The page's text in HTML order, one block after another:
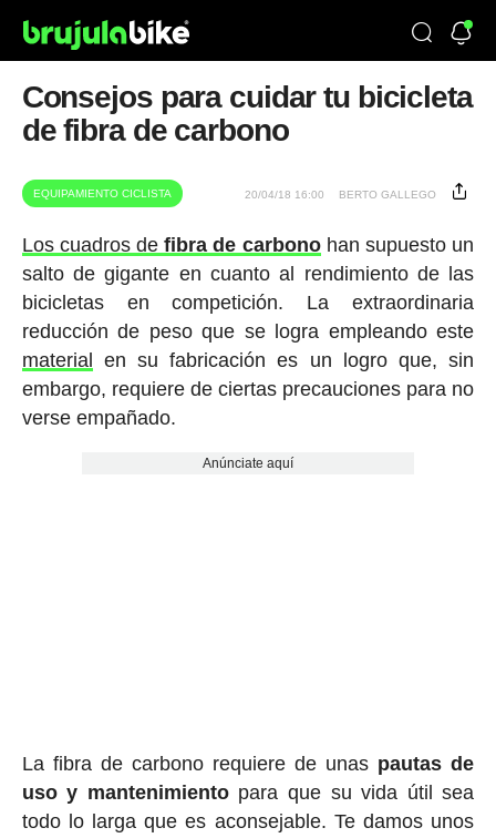
Consejos para cuidar tu bicicleta
de fibra de carbono
EQUIPAMIENTO CICLISTA 20/04/18 16:00 BERTO GALLEGO
Los cuadros defibra de carbonohan supuesto un
salto de gigante en cuanto al rendimiento de las
bicicletas en competición. La extraordinaria
reducción de peso que se logra empleando este
material
en su fabricación es un logro que, sin
embargo, requiere de ciertas precauciones para no
verse empañado.
Anúnciate aquí
La fibra de carbono requiere de unas pautas de
uso y mantenimientopara que su vida útil sea
todo lo larga que es aconsejable. Te damos unos